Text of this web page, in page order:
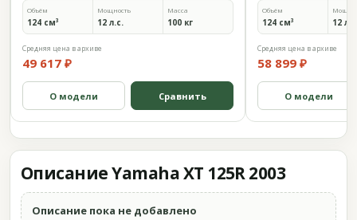
Объём
124 см³
Мощность
12 л.с.
Масса
100 кг
Средняя цена в архиве
49 617 ₽
О модели Сравнить
Объём
124 см³ 12
Средняя цена в архиве
58 899 ₽
О модели
Описание Yamaha XT 125R 2003
Описание пока не добавлено